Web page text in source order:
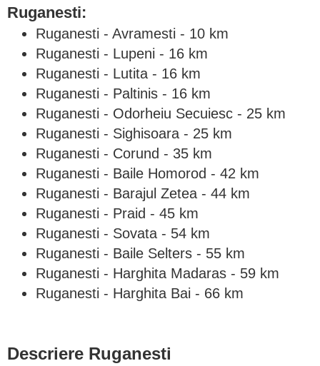
Ruganesti:
Ruganesti - Avramesti - 10 km
Ruganesti - Lupeni - 16 km
Ruganesti - Lutita - 16 km
Ruganesti - Paltinis - 16 km
Ruganesti - Odorheiu Secuiesc - 25 km
Ruganesti - Sighisoara - 25 km
Ruganesti - Corund - 35 km
Ruganesti - Baile Homorod - 42 km
Ruganesti - Barajul Zetea - 44 km
Ruganesti - Praid - 45 km
Ruganesti - Sovata - 54 km
Ruganesti - Baile Selters - 55 km
Ruganesti - Harghita Madaras - 59 km
Ruganesti - Harghita Bai - 66 km
Descriere Ruganesti